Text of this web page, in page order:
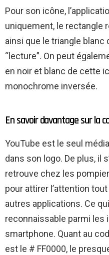
Pour son icône,
uniquement, le rectangle
ainsi que le triangle
“lecture”. On peut
en noir et blanc de cette
monochrome inversée.
En savoir davantage sur la
YouTube est le seul
dans son logo. De plus, il
retrouve chez les
pour attirer l’attention
autres applications. Ce
reconnaissable parmi les
smartphone. Quant au
est le # FF0000, le